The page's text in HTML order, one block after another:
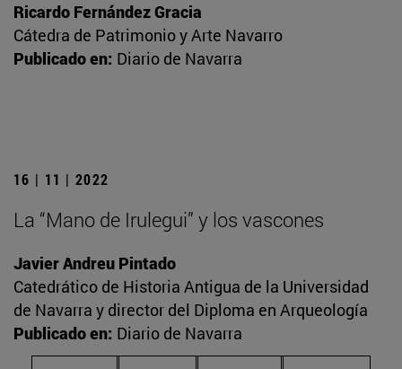
Ricardo Fernández Gracia
Cátedra de Patrimonio y Arte Navarro
Publicado en: Diario de Navarra
16 | 11 | 2022
La “Mano de Irulegui” y los vascones
Javier Andreu Pintado
Catedrático de Historia Antigua de la Universidad
de Navarra y director del Diploma en Arqueología
Publicado en: Diario de Navarra